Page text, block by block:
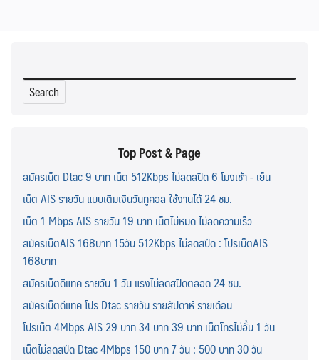
for:
Top Post & Page
สมัครเน็ต Dtac 9 บาท เน็ต 512Kbps ไม่ลดสปีด 6 โมงเช้า - เย็น
เน็ต AIS รายวัน แบบเติมเงินวันทูคอล ใช้งานได้ 24 ชม.
เน็ต 1 Mbps AIS รายวัน 19 บาท เน็ตไม่หมด ไม่ลดความเร็ว
สมัครเน็ตAIS 168บาท 15วัน 512Kbps ไม่ลดสปีด : โปรเน็ตAIS
168บาท
สมัครเน็ตดีแทค รายวัน 1 วัน แรงไม่ลดสปีดตลอด 24 ชม.
สมัครเน็ตดีแทค โปร Dtac รายวัน รายสัปดาห์ รายเดือน
โปรเน็ต 4Mbps AIS 29 บาท 34 บาท 39 บาท เน็ตโทรไม่อั้น 1 วัน
เน็ตไม่ลดสปีด Dtac 4Mbps 150 บาท 7 วัน : 500 บาท 30 วัน